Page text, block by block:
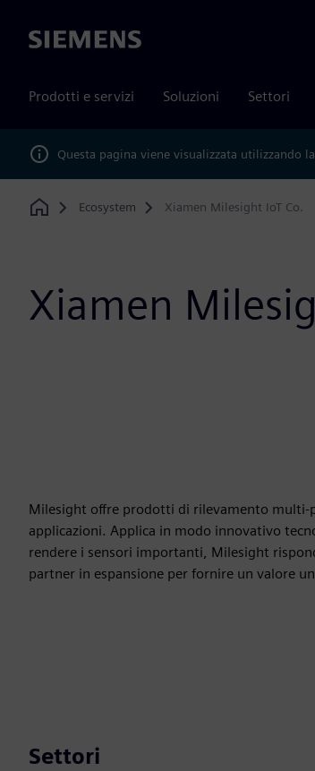
Siemens
Prodotti e servizi Soluzioni Settori
Questa pagina viene visualizzata utilizzando
Home
Ecosystem Xiamen Milesight IoT Co.
Xiamen
Milesight offre prodotti di rilevamento multi-
applicazioni. Applica in modo innovativo
rendere i sensori importanti, Milesight
partner in espansione per fornire un valore
Settori